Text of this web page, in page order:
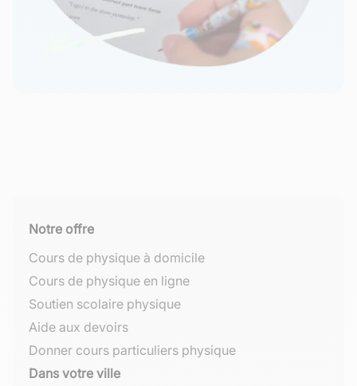
Notre offre
Cours de physique à domicile
Cours de physique en ligne
Soutien scolaire physique
Aide aux devoirs
Donner cours particuliers physique
Dans votre ville